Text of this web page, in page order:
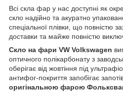
Всі скла фар у нас доступні як
скло надійно та акуратно
спеціальної плівки, що повністю
доставки та майже повністю
Скло на фари VW Volkswagen
оптичного полікарбонату з
оберігає від жовтіння під
антифог-покриття запобігає
оригінальною фарою